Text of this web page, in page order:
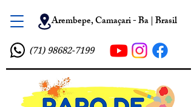
Arembepe, Camaçari - Ba | Brasil
(71) 98682-7199